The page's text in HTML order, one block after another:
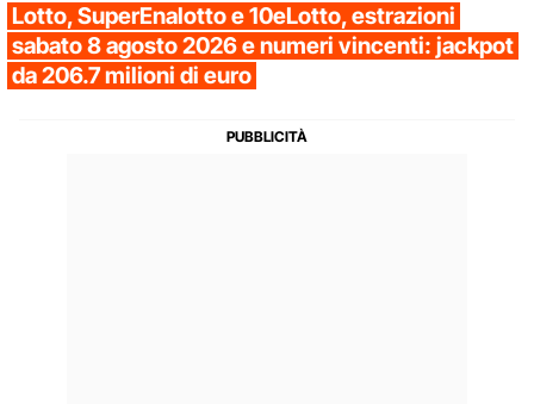
Lotto, SuperEnalotto e 10eLotto, estrazioni
sabato 8 agosto 2026 e numeri vincenti: jackpot
da 206.7 milioni di euro